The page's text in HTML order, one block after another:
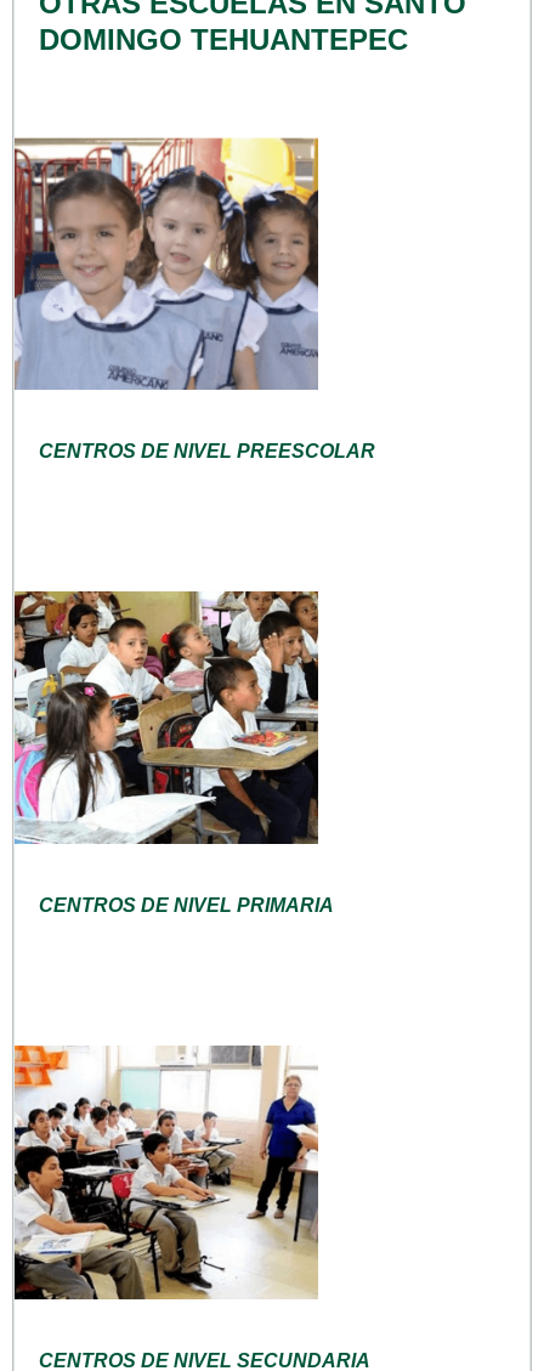
DOMINGO TEHUANTEPEC
CENTROS DE NIVEL PREESCOLAR
CENTROS DE NIVEL PRIMARIA
CENTROS DE NIVEL SECUNDARIA